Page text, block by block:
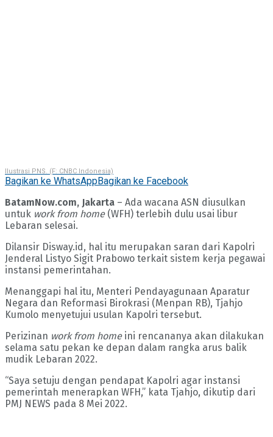
Ilustrasi PNS. (F: CNBC Indonesia)
Bagikan ke WhatsAppBagikan ke Facebook
BatamNow.com, Jakarta – Ada wacana ASN diusulkan
untuk work from home(WFH) terlebih dulu usai libur
Lebaran selesai.
Dilansir Disway.id, hal itu merupakan saran dari Kapolri
Jenderal Listyo Sigit Prabowo terkait sistem kerja pegawai
instansi pemerintahan.
Menanggapi hal itu, Menteri Pendayagunaan Aparatur
Negara dan Reformasi Birokrasi (Menpan RB), Tjahjo
Kumolo menyetujui usulan Kapolri tersebut.
Perizinan work from homeini rencananya akan dilakukan
selama satu pekan ke depan dalam rangka arus balik
mudik Lebaran 2022.
“Saya setuju dengan pendapat Kapolri agar instansi
pemerintah menerapkan WFH,” kata Tjahjo, dikutip dari
PMJ NEWS pada 8 Mei 2022.